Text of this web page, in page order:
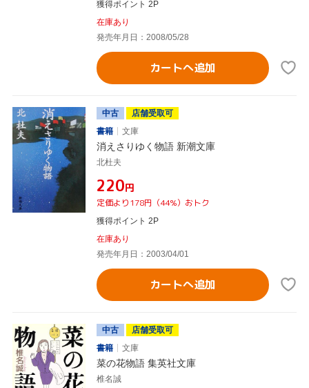
獲得ポイント 2P
在庫あり
発売年月日：2008/05/28
カートへ追加
中古
店舗受取可
書籍
文庫
消えさりゆく物語 新潮文庫
北杜夫
¥220円
定価より178円（44%）おトク
獲得ポイント 2P
在庫あり
発売年月日：2003/04/01
カートへ追加
中古
店舗受取可
書籍
文庫
菜の花物語 集英社文庫
椎名誠